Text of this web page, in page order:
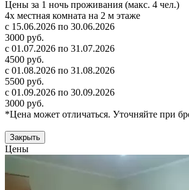
Цены за 1 ночь проживания (макс. 4 чел.)
4х местная комната на 2 м этаже
с 15.06.2026 по 30.06.2026
3000 руб.
с 01.07.2026 по 31.07.2026
4500 руб.
с 01.08.2026 по 31.08.2026
5500 руб.
с 01.09.2026 по 30.09.2026
3000 руб.
*Цена может отличаться. Уточняйте при
Закрыть
Цены